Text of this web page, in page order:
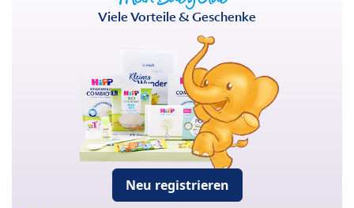
Viele Vorteile & Geschenke
Neu registrieren